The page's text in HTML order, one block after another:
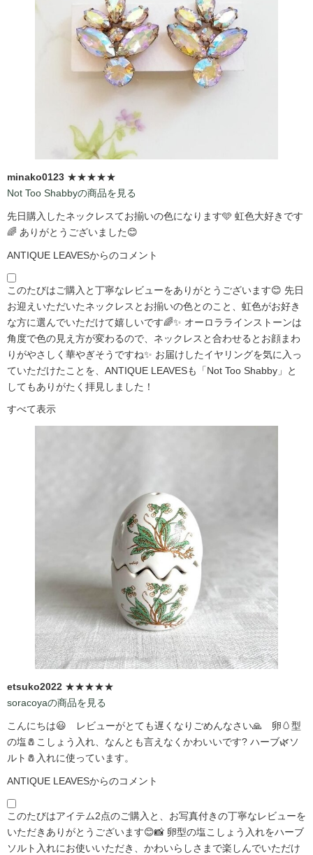
minako0123 ★★★★★
Not Too Shabbyの商品を見る
先日購入したネックレスてお揃いの色になります🩵 虹色大好きです
🌈 ありがとうございました😊
ANTIQUE LEAVESからのコメント
このたびはご購入と丁寧なレビューをありがとうございます😊 先日
お迎えいただいたネックレスとお揃いの色とのこと、虹色がお好き
な方に選んでいただけて嬉しいです🌈✨ オーロララインストーンは
角度で色の見え方が変わるので、ネックレスと合わせるとお顔まわ
りがやさしく華やぎそうですね✨ お届けしたイヤリングを気に入っ
ていただけたことを、ANTIQUE LEAVESも「Not Too Shabby」と
してもありがたく拝見しました！
すべて表示
etsuko2022 ★★★★★
soracoyaの商品を見る
こんにちは😃 レビューがとても遅くなりごめんなさい🙏 卵🥚型
の塩🧂こしょう入れ、なんとも言えなくかわいいです?️ ハーブ🌿ソ
ルト🧂入れに使っています。
ANTIQUE LEAVESからのコメント
このたびはアイテム2点のご購入と、お写真付きの丁寧なレビューを
いただきありがとうございます😊📸 卵型の塩こしょう入れをハーブ
ソルト入れにお使いいただき、かわいらしさまで楽しんでいただけ